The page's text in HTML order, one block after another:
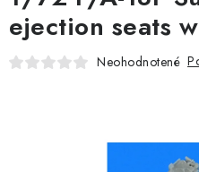
WARHAMMER
ejection seats
Neohodnotené